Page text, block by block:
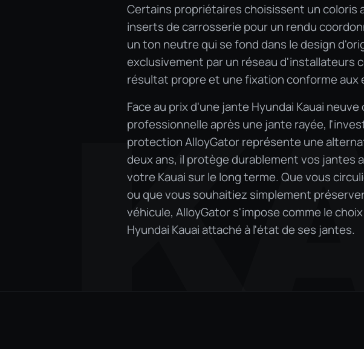
Certains propriétaires choisissent un coloris
inserts de carrosserie pour un rendu
un ton neutre qui se fond dans le design
exclusivement par un réseau d'installateurs
résultat propre et une fixation conforme aux
Face au prix d'une jante Hyundai Kauai
professionnelle après une jante rayée,
protection AlloyGator représente une
deux ans, il protège durablement vos jantes
votre Kauai sur le long terme. Que vous
ou que vous souhaitiez simplement
véhicule, AlloyGator s'impose comme le
Hyundai Kauai attaché à l'état de ses jantes.